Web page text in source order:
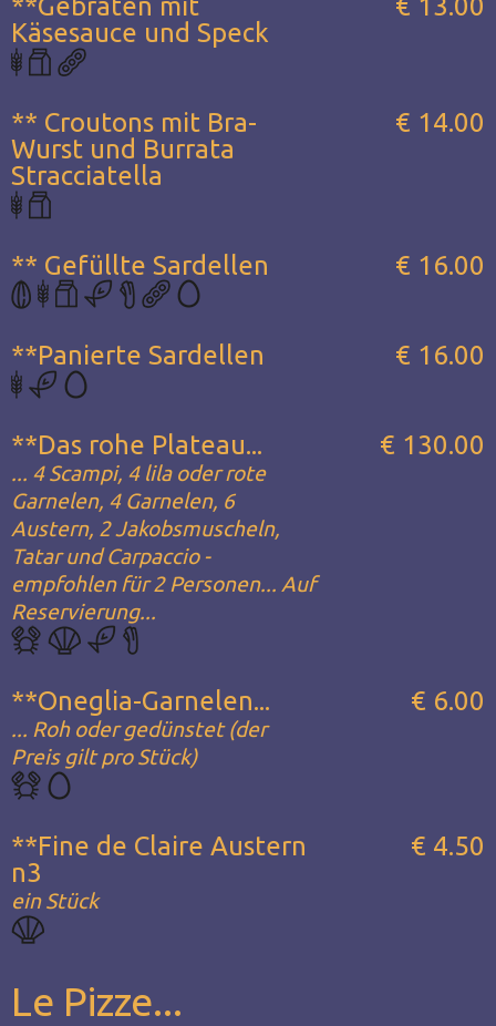
**Gebraten mit
Käsesauce und Speck
€ 13.00
** Croutons mit Bra-
Wurst und Burrata
Stracciatella
€ 14.00
** Gefüllte Sardellen € 16.00
**Panierte Sardellen € 16.00
**Das rohe Plateau...
... 4 Scampi, 4 lila oder rote
Garnelen, 4 Garnelen, 6
Austern, 2 Jakobsmuscheln,
Tatar und Carpaccio -
empfohlen für 2 Personen... Auf
Reservierung...
€ 130.00
**Oneglia-Garnelen...
... Roh oder gedünstet (der
Preis gilt pro Stück)
€ 6.00
**Fine de Claire Austern
n3
ein Stück
€ 4.50
Le Pizze...